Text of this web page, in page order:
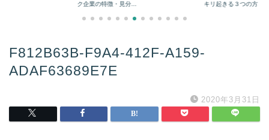
ク企業の特徴・見分...
キリ起きる３つの方...
F812B63B-F9A4-412F-A159-
ADAF63689E7E
2020年3月31日